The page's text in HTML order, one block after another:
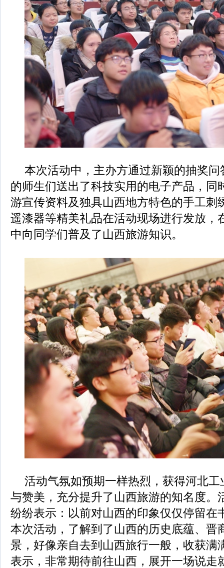
本次活动中，主办方通过新颖的抽奖
的师生们送出了科技实用的电子产品，同
游宣传资料及独具山西地方特色的手工刺
遥漆器等精美礼品在活动现场进行发放，
中向同学们普及了山西旅游知识。
活动气氛如预期一样热烈，获得河北
与赞美，充分提升了山西旅游的知名度。
纷纷表示：以前对山西的印象仅仅停留在
本次活动，了解到了山西的历史底蕴、晋
景，好像亲自去到山西旅行一般，收获满
表示，非常期待前往山西，展开一场说走